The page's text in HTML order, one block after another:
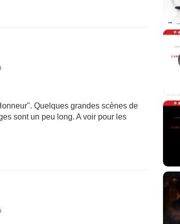
Quelques grandes scènes de
sont un peu long. A voir pour les